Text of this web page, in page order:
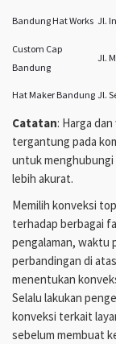
Bandung Hat Works Jl.
Custom Cap
Bandung
Jl.
Hat Maker Bandung Jl.
Catatan: Harga
tergantung pada
untuk
lebih akurat.
Memilih konveksi
terhadap berbagai
pengalaman, waktu
perbandingan di
menentukan
Selalu lakukan
konveksi terkait
sebelum membuat